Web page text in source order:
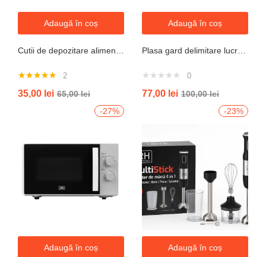
Adaugă în coș
5.00din 5
2
35,00 lei 65,00lei
Adaugă în coș
0
77,00 lei 100,00lei
-27%
Adaugă în coș
-23%
Adaugă în coș